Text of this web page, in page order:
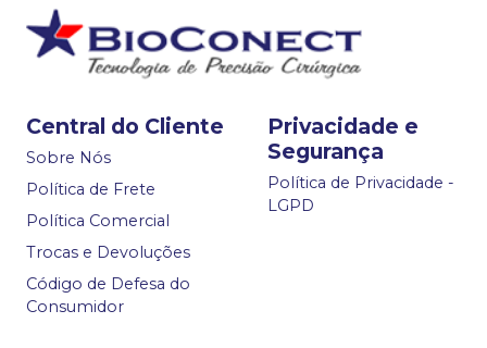
Central do Cliente
Sobre Nós
Política de Frete
Política Comercial
Trocas e Devoluções
Código de Defesa do
Consumidor
Privacidade e
Segurança
Política de Privacidade -
LGPD